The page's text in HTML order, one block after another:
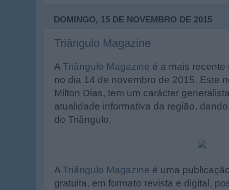
DOMINGO, 15 DE NOVEMBRO DE 2015
Triângulo Magazine
A Triângulo Magazine é a mais
no dia 14 de novembro de 2015. Este
Milton Dias, tem um carácter
atualidade informativa da região,
do Triângulo.
A Triângulo Magazine é uma
gratuita, em formato revista e digital,